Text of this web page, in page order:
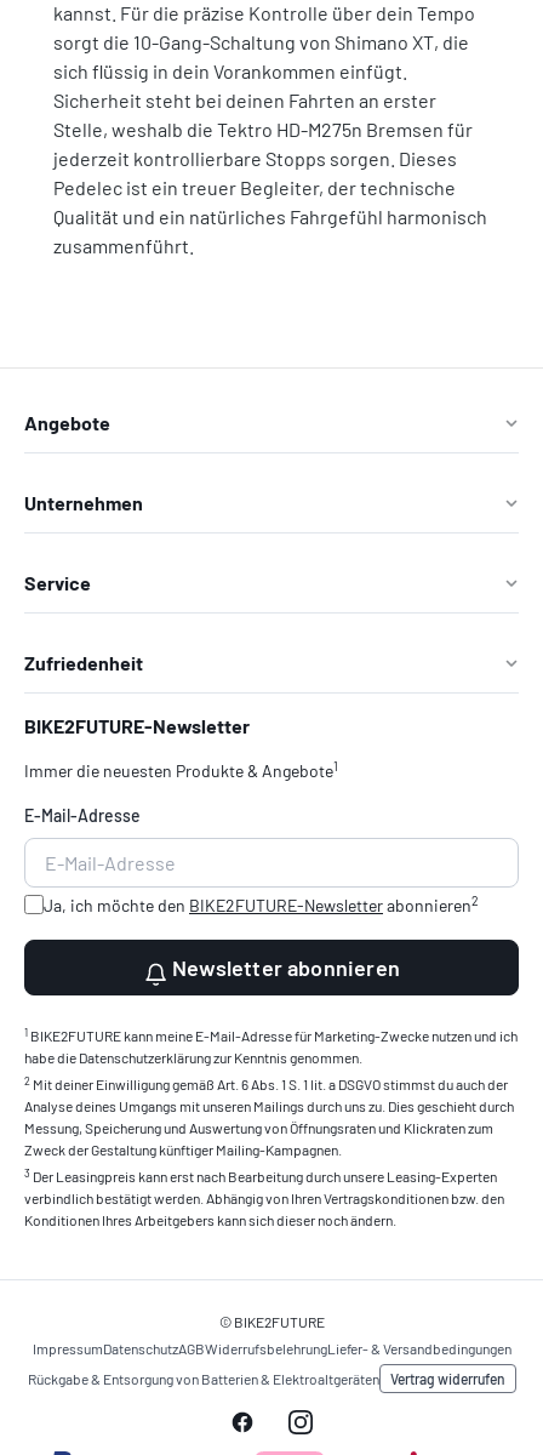
kannst. Für die präzise Kontrolle über dein Tempo
sorgt die 10-Gang-Schaltung von Shimano XT, die
sich flüssig in dein Vorankommen einfügt.
Sicherheit steht bei deinen Fahrten an erster
Stelle, weshalb die Tektro HD-M275n Bremsen für
jederzeit kontrollierbare Stopps sorgen. Dieses
Pedelec ist ein treuer Begleiter, der technische
Qualität und ein natürliches Fahrgefühl harmonisch
zusammenführt.
Angebote
Unternehmen
Service
Zufriedenheit
BIKE2FUTURE-Newsletter
Immer die neuesten Produkte & Angebote1
E-Mail-Adresse
Ja, ich möchte den BIKE2FUTURE-Newsletterabonnieren2
Newsletter abonnieren
1 BIKE2FUTURE kann meine E-Mail-Adresse für Marketing-Zwecke nutzen und ich
habe die Datenschutzerklärung zur Kenntnis genommen.
2 Mit deiner Einwilligung gemäß Art. 6 Abs. 1 S. 1 lit. a DSGVO stimmst du auch der
Analyse deines Umgangs mit unseren Mailings durch uns zu. Dies geschieht durch
Messung, Speicherung und Auswertung von Öffnungsraten und Klickraten zum
Zweck der Gestaltung künftiger Mailing-Kampagnen.
3 Der Leasingpreis kann erst nach Bearbeitung durch unsere Leasing-Experten
verbindlich bestätigt werden. Abhängig von Ihren Vertragskonditionen bzw. den
Konditionen Ihres Arbeitgebers kann sich dieser noch ändern.
© BIKE2FUTURE
ImpressumDatenschutzAGBWiderrufsbelehrungLiefer- & Versandbedingungen
Rückgabe & Entsorgung von Batterien & Elektroaltgeräten
Vertrag widerrufen